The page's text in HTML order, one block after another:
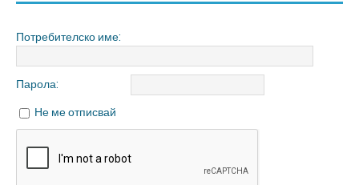
Потребителско име:
Парола:
Не ме отписвай